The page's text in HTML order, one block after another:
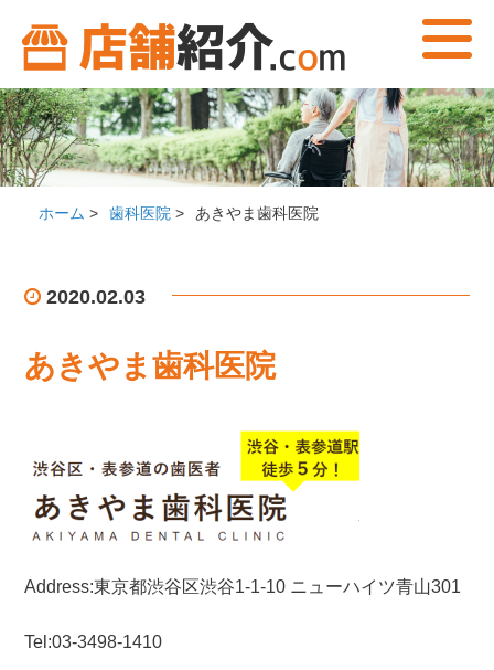
ホーム > 歯科医院 > あきやま歯科医院
2020.02.03
あきやま歯科医院
Address:東京都渋谷区渋谷1-1-10 ニューハイツ青山301
Tel:03-3498-1410